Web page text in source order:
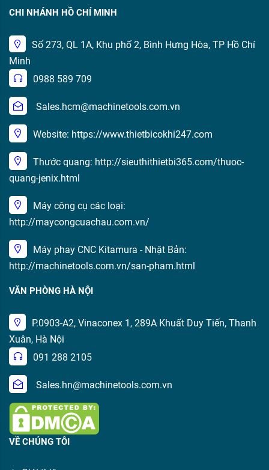
CHI NHÁNH HỒ CHÍ MINH
Số 273, QL 1A, Khu phố 2, Bình Hưng Hòa, TP Hồ Chí
Minh
0988 589 709
Sales.hcm@machinetools.com.vn
Website: https://www.thietbicokhi247.com
Thước quang: http://sieuthithietbi365.com/thuoc-
quang-jenix.html
Máy công cụ các loại:
http://maycongcuachau.com.vn/
Máy phay CNC Kitamura - Nhật Bản:
http://machinetools.com.vn/san-pham.html
VĂN PHÒNG HÀ NỘI
P.0903-A2, Vinaconex 1, 289A Khuất Duy Tiến, Thanh
Xuân, Hà Nội
091 288 2105
Sales.hn@machinetools.com.vn
VỀ CHÚNG TÔI